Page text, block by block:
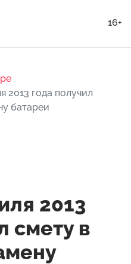
16+
2013 года получил
батареи
2013
смету в